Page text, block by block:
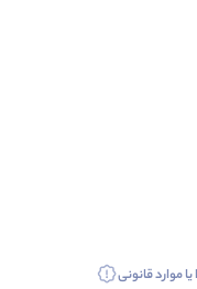
موارد قانونی